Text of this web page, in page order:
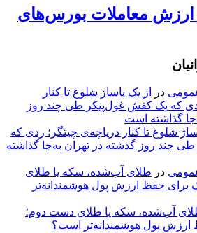
ارزش معاملات بورس‌های
در
از یک پاساژ شلوغ تا کنار
که یک کفش غول‌پیکر طی چند روز
گذاشته است
شلوغ تا کنار دریاچه‌ی چیتگر؛ ردی که
چند روز گذشته در تهران به‌جا گذاشته
در طلای آب‌شده، سکه یا طلای
برای حفظ ارزش پول هوشمندانه‌تر
آب‌شده، سکه یا طلای دست دوم؛
ارزش پول هوشمندانه‌تر است؟